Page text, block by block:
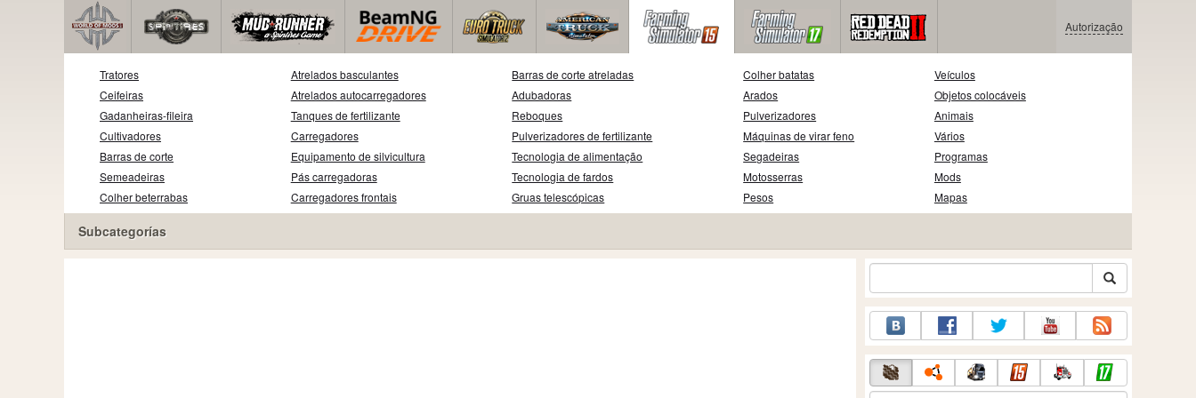
Autorização
Tratores
Ceifeiras
Gadanheiras-fileira
Cultivadores
Barras de corte
Semeadeiras
Colher beterrabas
Atrelados basculantes
Atrelados autocarregadores
Tanques de fertilizante
Carregadores
Equipamento de silvicultura
Pás carregadoras
Carregadores frontais
Barras de corte atreladas
Adubadoras
Reboques
Pulverizadores de fertilizante
Tecnologia de alimentação
Tecnologia de fardos
Gruas telescópicas
Colher batatas
Arados
Pulverizadores
Máquinas de virar feno
Segadeiras
Motosserras
Pesos
Veículos
Objetos colocáveis
Animais
Vários
Programas
Mods
Mapas
Subcategorías